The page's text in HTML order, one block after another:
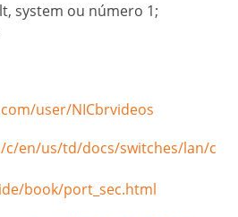
system ou número 1;
user/NICbrvideos
c/en/us/td/docs/switches/lan/c
book/port_sec.html